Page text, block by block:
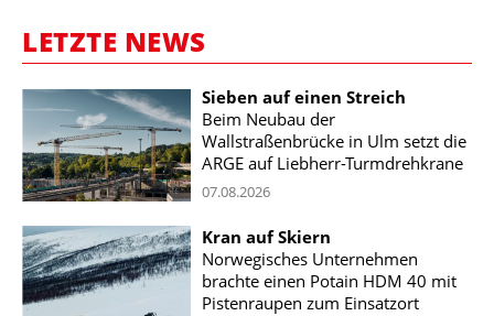
LETZTE NEWS
Sieben auf einen Streich
Beim Neubau der
Wallstraßenbrücke in Ulm setzt die
ARGE auf Liebherr-Turmdrehkrane
07.08.2026
Kran auf Skiern
Norwegisches Unternehmen
brachte einen Potain HDM 40 mit
Pistenraupen zum Einsatzort